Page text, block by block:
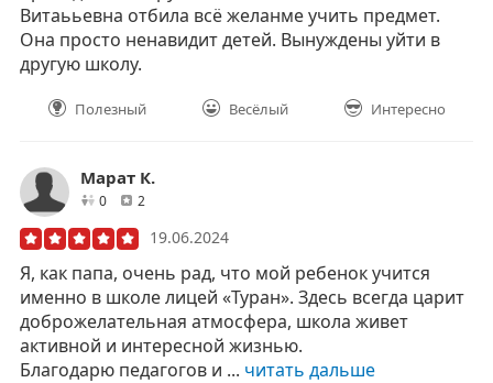
Витаььевна отбила всё желанме учить предмет.
Она просто ненавидит детей. Вынуждены уйти в
другую школу.
Полезный Весёлый Интересно
Марат К.
0друзей
2
19.06.2024
Я, как папа, очень рад, что мой ребенок учится
именно в школе лицей «Туран». Здесь всегда царит
доброжелательная атмосфера, школа живет
активной и интересной жизнью.
Благодарю педагогов и ... читать дальше